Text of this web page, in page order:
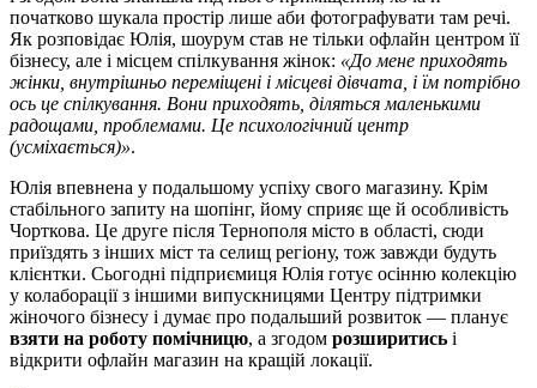
початково шукала простір лише аби фотографувати там речі.
Як розповідає Юлія, шоурум став не тільки офлайн центром її
бізнесу, але і місцем спілкування жінок: «До мене приходять
жінки, внутрішньо переміщені і місцеві дівчата, і їм потрібно
ось це спілкування. Вони приходять, діляться маленькими
радощами, проблемами. Це психологічний центр
(усміхається)».
Юлія впевнена у подальшому успіху свого магазину. Крім
стабільного запиту на шопінг, йому сприяє ще й особливість
Чорткова. Це друге після Тернополя місто в області, сюди
приїздять з інших міст та селищ регіону, тож завжди будуть
клієнтки. Сьогодні підприємиця Юлія готує осінню колекцію
у колаборації з іншими випускницями Центру підтримки
жіночого бізнесу і думає про подальший розвиток — планує
взяти на роботу помічницю, а згодом розширитись і
відкрити офлайн магазин на кращій локації.